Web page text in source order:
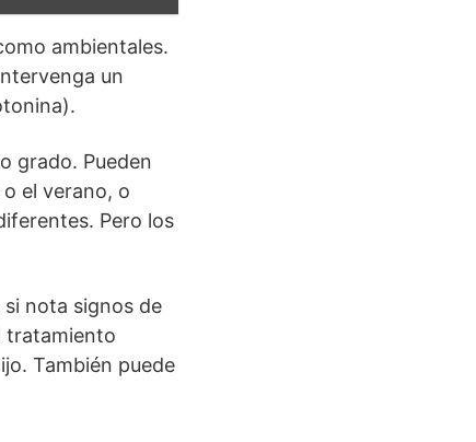
ambientales.
un
grado. Pueden
el verano, o
Pero los
nota signos de
tratamiento
También puede